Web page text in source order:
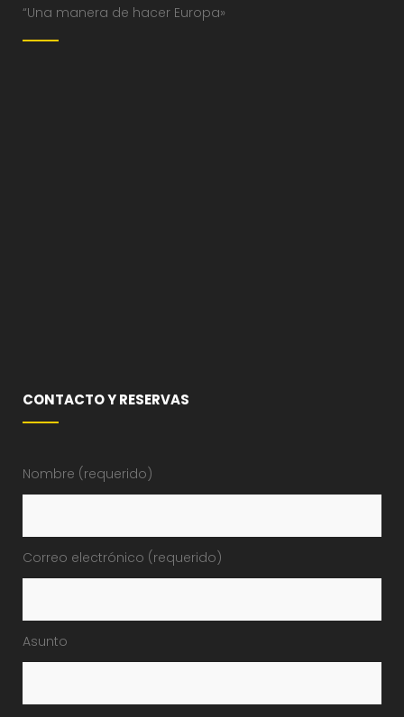
“Una manera de hacer Europa»
CONTACTO Y RESERVAS
Nombre (requerido)
Correo electrónico (requerido)
Asunto